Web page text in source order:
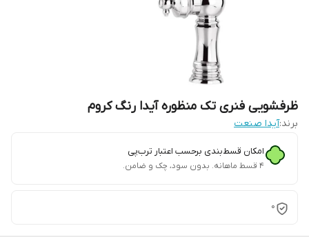
ظرفشویی فنری تک منظوره آیدا رنگ کروم
برند:آیدا صنعت
امکان قسط‌بندی برحسب اعتبار ترب‌پی
۴ قسط ماهانه. بدون سود، چک و ضامن.
0